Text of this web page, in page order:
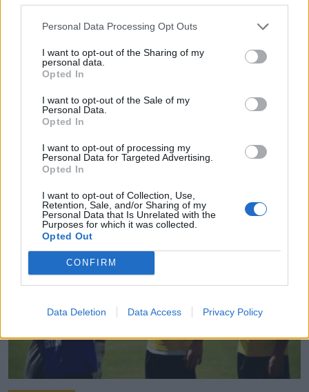
Personal Data Processing Opt Outs
I want to opt-out of the Sharing of my
personal data.
Opted In
I want to opt-out of the Sale of my
Personal Data.
Opted In
I want to opt-out of processing my
Personal Data for Targeted Advertising.
Opted In
I want to opt-out of Collection, Use,
Retention, Sale, and/or Sharing of my
Personal Data that Is Unrelated with the
Purposes for which it was collected.
Opted Out
CONFIRM
Data Deletion Data Access Privacy Policy
BRASSÓI FC
Csonka fordulóval kezdődik a 2. Liga,
elhalasztják az újszentesiek meccsét
Szombaton augusztus 5-én kezdődik el a labdarúgó 2.
Liga alapszakasza, amelyből egy mérkőzést már
elhalasztottak. Az Újszentes csapata ellenfélre vár.